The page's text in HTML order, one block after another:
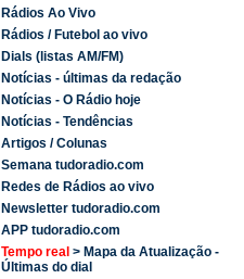
Rádios Ao Vivo
Rádios / Futebol ao vivo
Dials (listas AM/FM)
Notícias - últimas da redação
Notícias - O Rádio hoje
Notícias - Tendências
Artigos / Colunas
Semana tudoradio.com
Redes de Rádios ao vivo
Newsletter tudoradio.com
APP tudoradio.com
Tempo real > Mapa da Atualização -
Últimas do dial